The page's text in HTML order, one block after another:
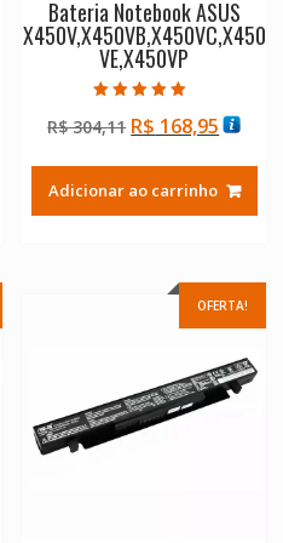
Bateria Notebook ASUS
X450V,X450VB,X450VC,X450
VE,X450VP
5.00
de 5
R$304,11 O
original
era:
R$ 168,95O
atual
é:
Adicionar ao carrinho
OFERTA!